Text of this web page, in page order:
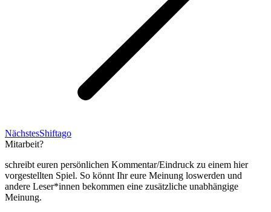
NächstesNächster
Beitrag:
Shiftago
Mitarbeit?
schreibt euren persönlichen Kommentar/Eindruck zu einem hier
vorgestellten Spiel. So könnt Ihr eure Meinung loswerden und
andere Leser*innen bekommen eine zusätzliche unabhängige
Meinung.